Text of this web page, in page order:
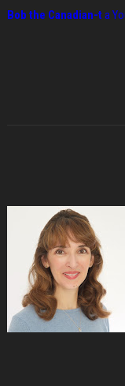
Bob the Canadian-t a